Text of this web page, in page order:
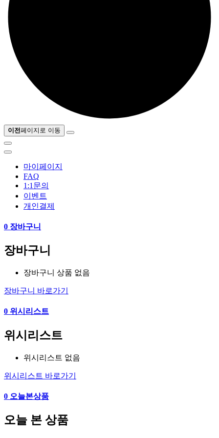
이전페이지로 이동
마이페이지
FAQ
1:1문의
이벤트
개인결제
0 장바구니
장바구니
장바구니 상품 없음
장바구니 바로가기
0 위시리스트
위시리스트
위시리스트 없음
위시리스트 바로가기
0 오늘본상품
오늘 본 상품